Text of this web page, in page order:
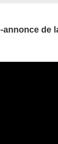
annonce de